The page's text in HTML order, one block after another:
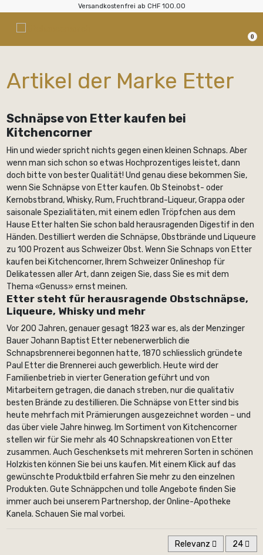
Versandkostenfrei ab CHF 100.00
0
Artikel der Marke Etter
Schnäpse von Etter kaufen bei
Kitchencorner
Hin und wieder spricht nichts gegen einen kleinen Schnaps. Aber
wenn man sich schon so etwas Hochprozentiges leistet, dann
doch bitte von bester Qualität! Und genau diese bekommen Sie,
wenn Sie Schnäpse von Etter kaufen. Ob Steinobst- oder
Kernobstbrand, Whisky, Rum, Fruchtbrand-Liqueur, Grappa oder
saisonale Spezialitäten, mit einem edlen Tröpfchen aus dem
Hause Etter halten Sie schon bald herausragenden Digestif in den
Händen. Destilliert werden die Schnäpse, Obstbrände und Liqueure
zu 100 Prozent aus Schweizer Obst. Wenn Sie Schnaps von Etter
kaufen bei Kitchencorner, Ihrem Schweizer Onlineshop für
Delikatessen aller Art, dann zeigen Sie, dass Sie es mit dem
Thema «Genuss» ernst meinen.
Etter steht für herausragende Obstschnäpse,
Liqueure, Whisky und mehr
Vor 200 Jahren, genauer gesagt 1823 war es, als der Menzinger
Bauer Johann Baptist Etter nebenerwerblich die
Schnapsbrennerei begonnen hatte, 1870 schliesslich gründete
Paul Etter die Brennerei auch gewerblich. Heute wird der
Familienbetrieb in vierter Generation geführt und von
Mitarbeitern getragen, die danach streben, nur die qualitativ
besten Brände zu destillieren. Die Schnäpse von Etter sind bis
heute mehrfach mit Prämierungen ausgezeichnet worden – und
das über viele Jahre hinweg. Im Sortiment von Kitchencorner
stellen wir für Sie mehr als 40 Schnapskreationen von Etter
zusammen. Auch Geschenksets mit mehreren Sorten in schönen
Holzkisten können Sie bei uns kaufen. Mit einem Klick auf das
gewünschte Produktbild erfahren Sie mehr zu den einzelnen
Produkten. Gute Schnäppchen und tolle Angebote finden Sie
immer auch bei unserem Partnershop, der Online-Apotheke
Kanela. Schauen Sie mal vorbei.
Relevanz 24